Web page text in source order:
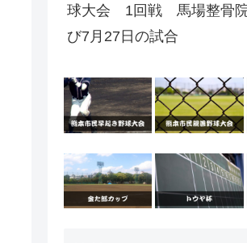
球大会 1回戦 馬場整骨
び7月27日の試合